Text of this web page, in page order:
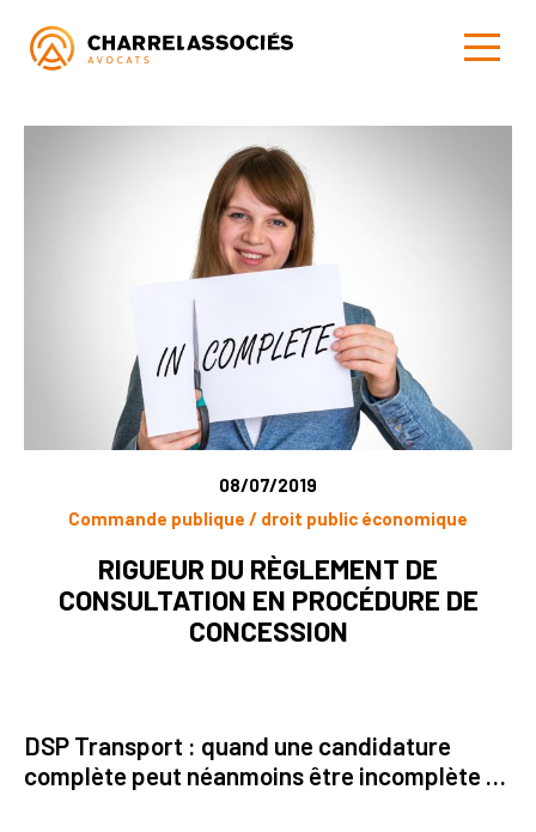
08/07/2019
Commande publique / droit public économique
RIGUEUR DU RÈGLEMENT DE
CONSULTATION EN PROCÉDURE DE
CONCESSION
DSP Transport : quand une candidature
complète peut néanmoins être incomplète …